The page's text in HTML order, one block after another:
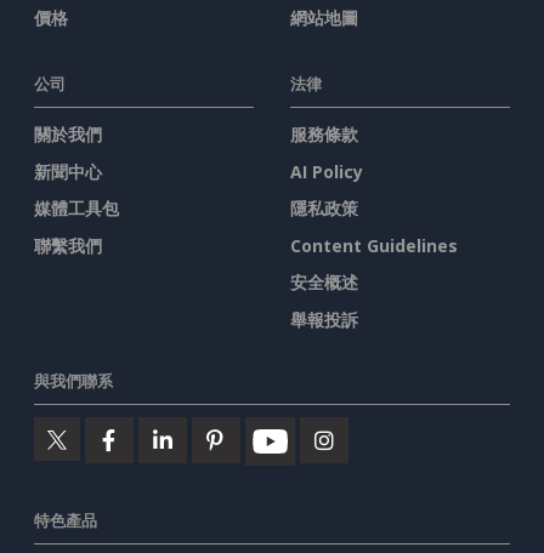
價格
網站地圖
公司
關於我們
新聞中心
媒體工具包
聯繫我們
法律
服務條款
AI Policy
隱私政策
Content Guidelines
安全概述
舉報投訴
與我們聯系
特色產品